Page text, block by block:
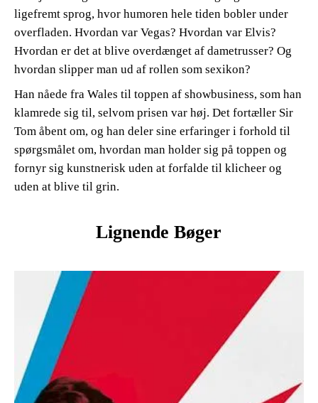
ligefremt sprog, hvor humoren hele tiden bobler under
overfladen. Hvordan var Vegas? Hvordan var Elvis?
Hvordan er det at blive overdænget af dametrusser? Og
hvordan slipper man ud af rollen som sexikon?
Han nåede fra Wales til toppen af showbusiness, som han
klamrede sig til, selvom prisen var høj. Det fortæller Sir
Tom åbent om, og han deler sine erfaringer i forhold til
spørgsmålet om, hvordan man holder sig på toppen og
fornyr sig kunstnerisk uden at forfalde til klicheer og
uden at blive til grin.
Lignende Bøger